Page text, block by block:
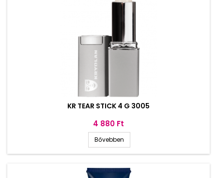
KR TEAR STICK 4 G 3005
Ár
4 880 Ft
Bővebben